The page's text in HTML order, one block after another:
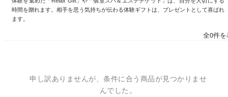
時間を贈れます。相手を思う気持ちが伝わる体験ギフトは、プレゼントとして喜ばれ
ます。
全0件
申し訳ありませんが、条件に合う商品が見つかりませ
んでした。